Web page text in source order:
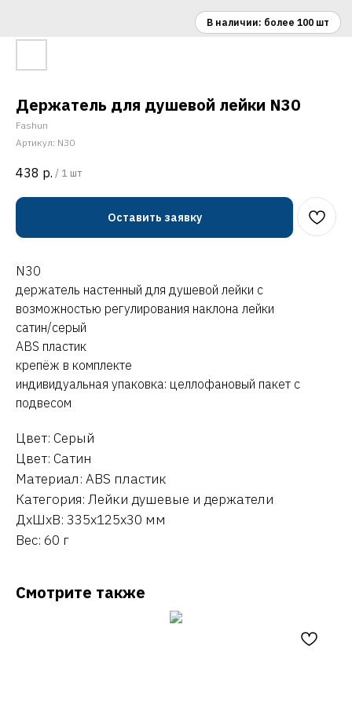
Держатель для душевой лейки N30
Fashun
Артикул: N30
438 р. / 1 шт
Оставить заявку
N30
держатель настенный для душевой лейки с
возможностью регулирования наклона лейки
сатин/серый
ABS пластик
крепёж в комплекте
индивидуальная упаковка: целлофановый пакет с
подвесом
Цвет: Серый
Цвет: Сатин
Материал: ABS пластик
Категория: Лейки душевые и держатели
ДxШxВ: 335x125x30 мм
Вес: 60 г
Смотрите также